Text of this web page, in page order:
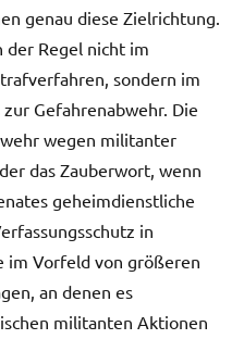
genau diese Zielrichtung.
der Regel nicht im
sondern im
Gefahrenabwehr. Die
wegen militanter
das Zauberwort, wenn
geheimdienstliche
in
im Vorfeld von größeren
an denen es
militanten Aktionen